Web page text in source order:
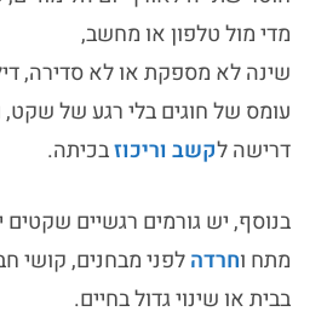
מדי מול טלפון או מחשב,
שינה לא מספקת או לא סדירה,
עומס של חוגים בלי רגע של
דרישה לקשב וריכוזבכיתה.
בנוסף, יש גורמים רגשיים שקטים
מתח וחרדהלפני מבחנים, קושי
בבית או שינוי גדול בחיים.